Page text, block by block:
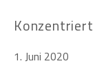
Konzentriert
1. Juni 2020